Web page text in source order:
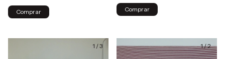
1 /3 1/2